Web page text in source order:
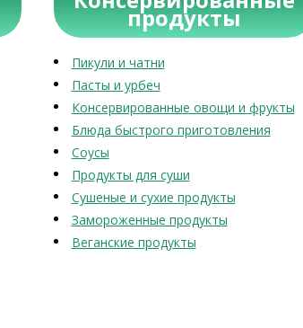
продукты
Пикули и чатни
Пасты и урбеч
Консервированные овощи и фрукты
Блюда быстрого приготовления
Соусы
Продукты для суши
Сушеные и сухие продукты
Замороженные продукты
Веганские продукты